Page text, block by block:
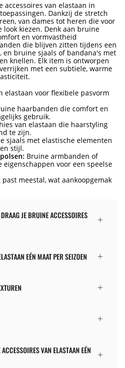
accessoires van elastaan in
Dankzij de stretch
van dames tot heren die voor
kiezen. Denk aan bruine
en vormvastheid
die blijven zitten tijdens een
en bruine sjaals of bandana's met
knellen. Elk item is ontworpen
met een subtiele, warme
elastaan voor flexibele pasvorm
haarbanden die comfort en
gebruik.
van elastaan die haarstyling
te zijn.
sjaals met elastische elementen
stijl.
Bruine armbanden of
voor een speelse
past meestal, wat aankoopgemak
JE BRUINE ACCESSOIRES
EÉN MAAT PER SEIZOEN
VAN ELASTAAN EÉN